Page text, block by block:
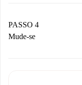
proprietário.
Se recusada: não
PASSO 4
Mude-se